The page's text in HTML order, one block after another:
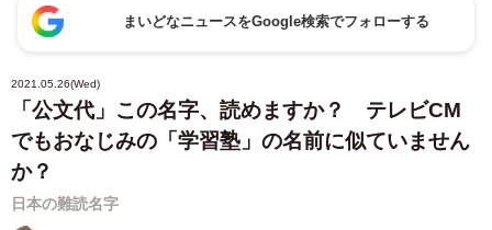
まいどなニュースをGoogle検索でフォローする
2021.05.26(Wed)
「公文代」この名字、読めますか？ テレビCM
でもおなじみの「学習塾」の名前に似ていません
か？
日本の難読名字